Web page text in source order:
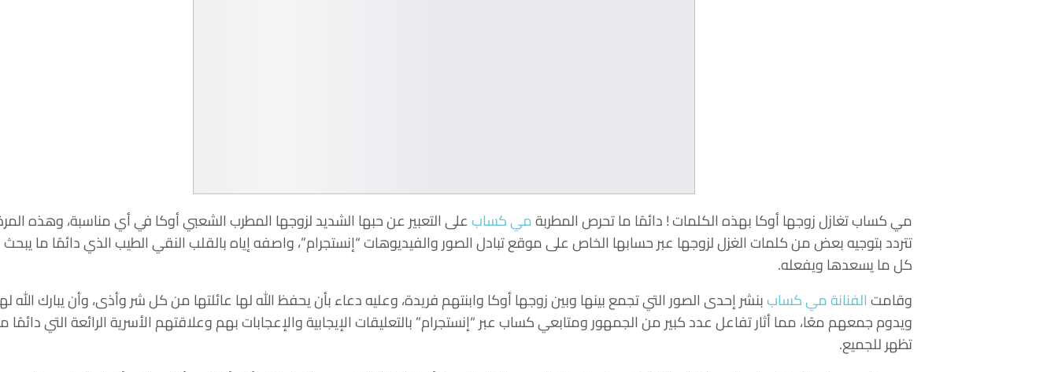
مي كساب تغازل زوجها أوكا بهذه الكلمات ! دائمًا ما تحرص المطربةمي كسابعلى التعبير عن حبها الشديد لزوجها المطرب الشعبي أوكا في أي مناسبة، وهذه
تتردد بتوجيه بعض من كلمات الغزل لزوجها عبر حسابها الخاص على موقع تبادل الصور والفيديوهات “إنستجرام”، واصفه إياه بالقلب النقي الطيب الذي دائمًا ما
كل ما يسعدها ويفعله.
وقامتالفنانة مي كساببنشر إحدى الصور التي تجمع بينها وبين زوجها أوكا وابنتهم فريدة، وعليه دعاء بأن يحفظ الله لها عائلتها من كل شر وأذى، وأن يبارك الله
ويدوم جمعهم معًا، مما أثار تفاعل عدد كبير من الجمهور ومتابعي كساب عبر “إنستجرام” بالتعليقات الإيجابية والإعجابات بهم وعلاقتهم الأسرية الرائعة التي دائمًا
تظهر للجميع.